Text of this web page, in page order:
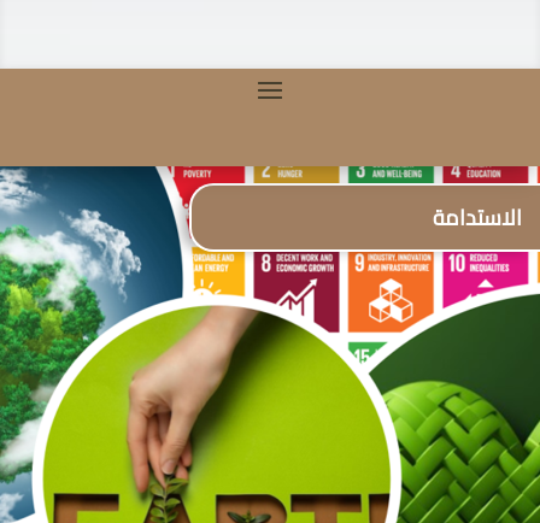
الاستدامة